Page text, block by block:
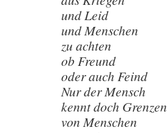
und Leid
und Menschen
zu achten
ob Freund
oder auch Feind
Nur der Mensch
kennt doch Grenzen
von Menschen